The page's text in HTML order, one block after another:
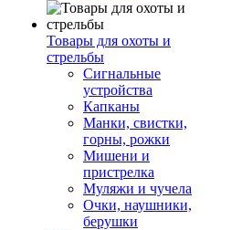
Товары для охоты и
стрельбы
Сигнальные
устройства
Капканы
Манки, свистки,
горны, рожки
Мишени и
пристрелка
Муляжи и чучела
Очки, наушники,
берушки